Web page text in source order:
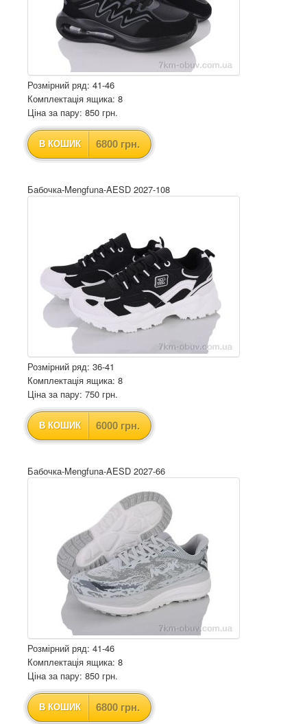
Розмірний ряд: 41-46
Комплектація ящика: 8
Ціна за пару: 850 грн.
В КОШИК 6800 грн.
Бабочка-Mengfuna-AESD 2027-108
Розмірний ряд: 36-41
Комплектація ящика: 8
Ціна за пару: 750 грн.
В КОШИК 6000 грн.
Бабочка-Mengfuna-AESD 2027-66
Розмірний ряд: 41-46
Комплектація ящика: 8
Ціна за пару: 850 грн.
В КОШИК 6800 грн.